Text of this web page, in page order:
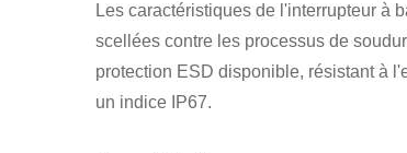
Les caractéristiques de l'interrupteur à
scellées contre les processus de
protection ESD disponible, résistant à
un indice IP67.